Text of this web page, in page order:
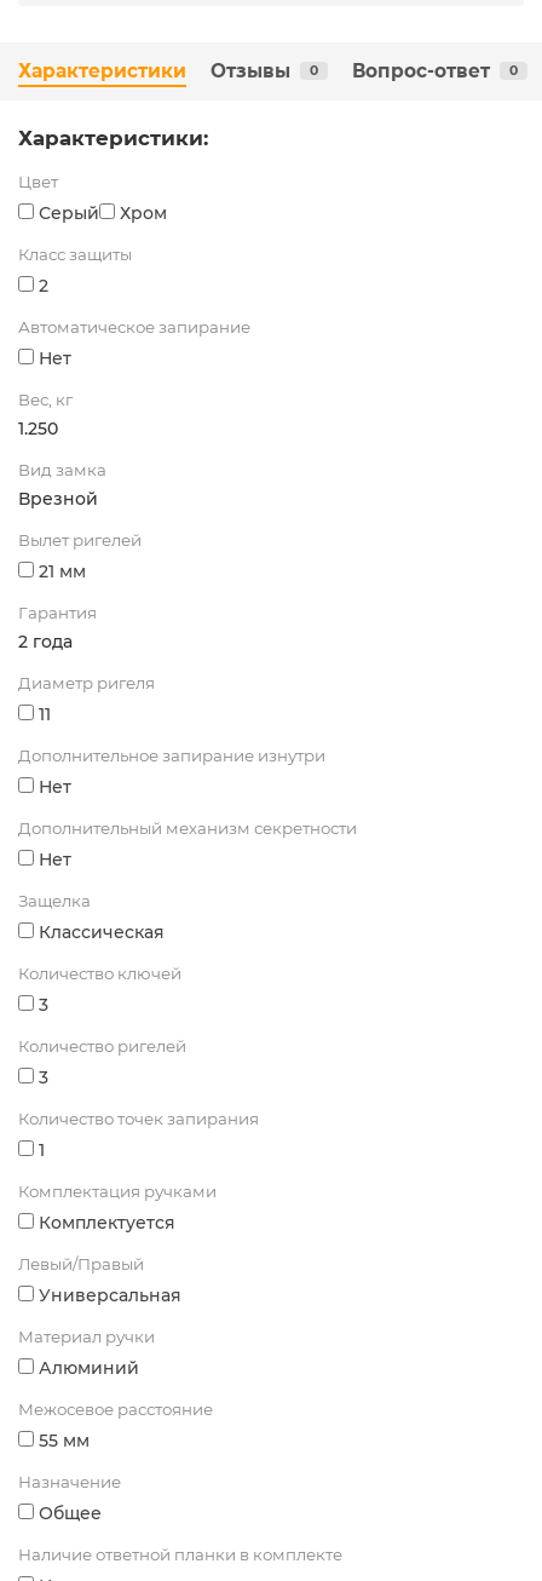
Характеристики Отзывы 0 Вопрос-ответ 0
Характеристики:
Цвет
Серый Хром
Класс защиты
2
Автоматическое запирание
Нет
Вес, кг
1.250
Вид замка
Врезной
Вылет ригелей
21 мм
Гарантия
2 года
Диаметр ригеля
11
Дополнительное запирание изнутри
Нет
Дополнительный механизм секретности
Нет
Защелка
Классическая
Количество ключей
3
Количество ригелей
3
Количество точек запирания
1
Комплектация ручками
Комплектуется
Левый/Правый
Универсальная
Материал ручки
Алюминий
Межосевое расстояние
55 мм
Назначение
Общее
Наличие ответной планки в комплекте